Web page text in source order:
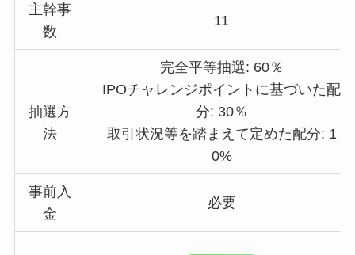
主幹事
数
11
抽選方
法
完全平等抽選: 60％
IPOチャレンジポイントに基づいた配
分: 30％
取引状況等を踏まえて定めた配分: 1
0%
事前入
金
必要